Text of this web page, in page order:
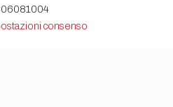
consenso